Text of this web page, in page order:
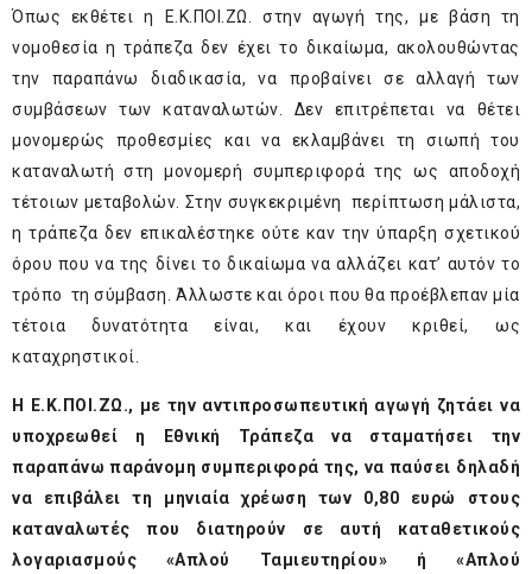
Όπως εκθέτει η Ε.Κ.ΠΟΙ.ΖΩ. στην αγωγή της, με βάση τη
νομοθεσία η τράπεζα δεν έχει το δικαίωμα, ακολουθώντας
την παραπάνω διαδικασία, να προβαίνει σε αλλαγή των
συμβάσεων των καταναλωτών. Δεν επιτρέπεται να θέτει
μονομερώς προθεσμίες και να εκλαμβάνει τη σιωπή του
καταναλωτή στη μονομερή συμπεριφορά της ως αποδοχή
τέτοιων μεταβολών. Στην συγκεκριμένη περίπτωση μάλιστα,
η τράπεζα δεν επικαλέστηκε ούτε καν την ύπαρξη σχετικού
όρου που να της δίνει το δικαίωμα να αλλάζει κατ’ αυτόν το
τρόπο τη σύμβαση. Άλλωστε και όροι που θα προέβλεπαν μία
τέτοια δυνατότητα είναι, και έχουν κριθεί, ως
καταχρηστικοί.
Η Ε.Κ.ΠΟΙ.ΖΩ., με την αντιπροσωπευτική αγωγή ζητάει να
υποχρεωθεί η Εθνική Τράπεζα να σταματήσει την
παραπάνω παράνομη συμπεριφορά της, να παύσει δηλαδή
να επιβάλει τη μηνιαία χρέωση των 0,80 ευρώ στους
καταναλωτές που διατηρούν σε αυτή καταθετικούς
λογαριασμούς «Απλού Ταμιευτηρίου» ή «Απλού